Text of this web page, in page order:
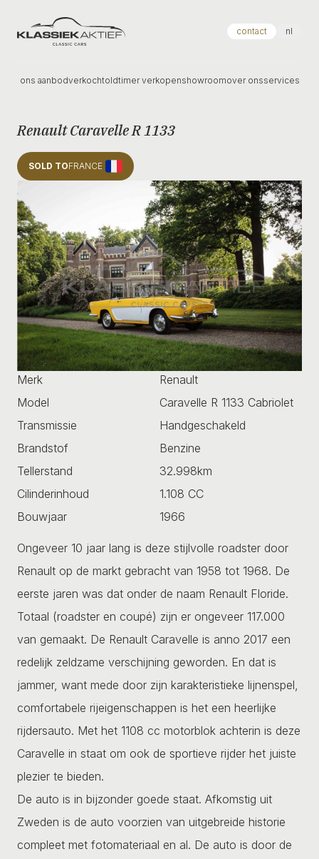
Klassiek Aktief contact nl
ons aanbodverkochtoldtimer verkopenshowroomover onsservices
Renault Caravelle R 1133
SOLD TOFRANCE
Merk
Renault
Model
Caravelle R 1133 Cabriolet
Transmissie
Handgeschakeld
Brandstof
Benzine
Tellerstand
32.998km
Cilinderinhoud
1.108 CC
Bouwjaar
1966
Ongeveer 10 jaar lang is deze stijlvolle roadster door
Renault op de markt gebracht van 1958 tot 1968. De
eerste jaren was dat onder de naam Renault Floride.
Totaal (roadster en coupé) zijn er ongeveer 117.000
van gemaakt. De Renault Caravelle is anno 2017 een
redelijk zeldzame verschijning geworden. En dat is
jammer, want mede door zijn karakteristieke lijnenspel,
comfortabele rijeigenschappen is het een heerlijke
rijdersauto. Met het 1108 cc motorblok achterin is deze
Caravelle in staat om ook de sportieve rijder het juiste
plezier te bieden.
De auto is in bijzonder goede staat. Afkomstig uit
Zweden is de auto voorzien van uitgebreide historie
compleet met fotomateriaal en al. De auto is door de